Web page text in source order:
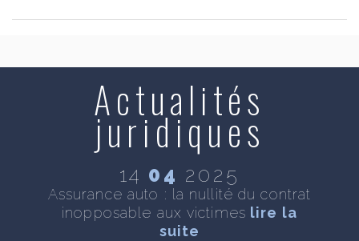
Actualités
juridiques
14 04 2025
Assurance auto : la nullité du contrat
inopposable aux victimes lire la
suite